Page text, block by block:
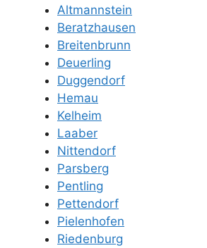
Altmannstein
Beratzhausen
Breitenbrunn
Deuerling
Duggendorf
Hemau
Kelheim
Laaber
Nittendorf
Parsberg
Pentling
Pettendorf
Pielenhofen
Riedenburg